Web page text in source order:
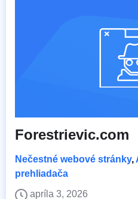
Forestrievic.com
Nečestné webové stránky,
prehliadača
apríla 3, 2026